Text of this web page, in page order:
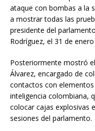
ataque con bombas a la
a mostrar todas las
presidente del
Rodríguez, el 31 de
Posteriormente mostró
Álvarez, encargado de
contactos con
inteligencia colombiana,
colocar cajas explosivas
sesiones del parlamento.